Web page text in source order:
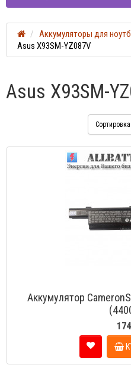
Аккумуляторы для
Asus X93SM-YZ087V
Asus X93SM-
Сортировка
Аккумулятор